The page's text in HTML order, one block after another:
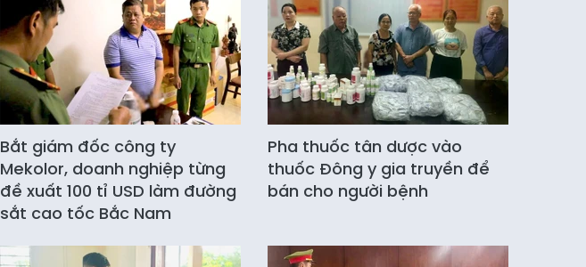
Bắt giám đốc công ty
Mekolor, doanh nghiệp từng
đề xuất 100 tỉ USD làm đường
sắt cao tốc Bắc Nam
Pha thuốc tân dược vào
thuốc Đông y gia truyền để
bán cho người bệnh